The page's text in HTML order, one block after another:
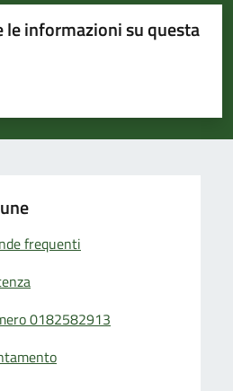
le informazioni su questa
su 5
su 5
5
frequenti
0182582913